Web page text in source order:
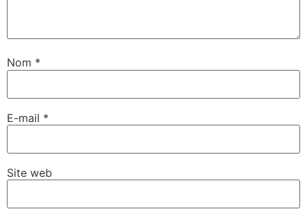
Nom *
E-mail *
Site web